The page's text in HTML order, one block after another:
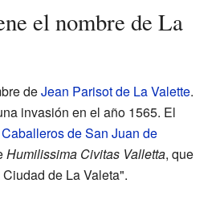
el nombre de La
deJean Parisot de La Valette.
invasión en el año 1565. El
Caballeros de San Juan de
Humilissima Civitas Valletta, que
de La Valeta".